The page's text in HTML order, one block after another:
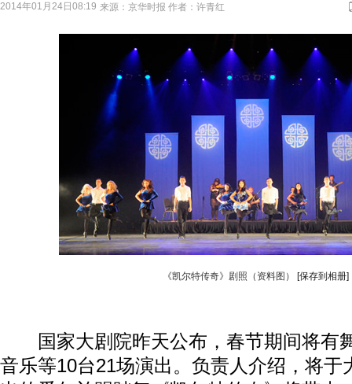
2014年01月24日08:19 来源： 京华时报 作者：许青红
《凯尔特传奇》剧照（资料图） [保存到相册]
国家大剧院昨天公布，春节期间将有
音乐等10台21场演出。负责人介绍，将于